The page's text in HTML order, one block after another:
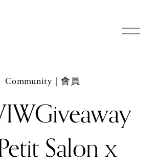
O
p
Salon x
Community｜會員